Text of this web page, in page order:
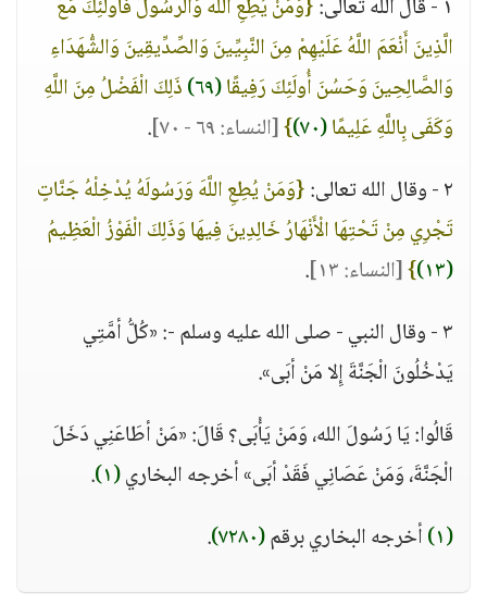
١ - قال الله تعالى:
{وَمَنْ يُطِعِ اللَّهَ وَالرَّسُولَ فَأُولَئِكَ مَعَ
الَّذِينَ أَنْعَمَ اللَّهُ عَلَيْهِمْ مِنَ النَّبِيِّينَ وَالصِّدِّيقِينَ وَالشُّهَدَاءِ
وَالصَّالِحِينَ وَحَسُنَ أُولَئِكَ رَفِيقًا(٦٩)
ذَلِكَ الْفَضْلُ مِنَ اللَّهِ
وَكَفَى بِاللَّهِ عَلِيمًا(٧٠) }[النساء: ٦٩ - ٧٠]
.
٢ - وقال الله تعالى:
{وَمَنْ يُطِعِ اللَّهَ وَرَسُولَهُ يُدْخِلْهُ جَنَّاتٍ
تَجْرِي مِنْ تَحْتِهَا الْأَنْهَارُ خَالِدِينَ فِيهَا وَذَلِكَ الْفَوْزُ الْعَظِيمُ
(١٣)
}[النساء: ١٣]
.
٣ - وقال النبي - صلى الله عليه وسلم -: «كُلُّ أمَّتِي
يَدْخُلُونَ الْجَنَّةَ إِلا مَنْ أبَى».
قَالُوا: يَا رَسُولَ الله، وَمَنْ يَأْبَى؟ قَالَ: «مَنْ أطَاعَنِي دَخَلَ
الْجَنَّةَ، وَمَنْ عَصَانِي فَقَدْ أبَى» أخرجه البخاري(١) .
(١)
أخرجه البخاري برقم(٧٢٨٠) .